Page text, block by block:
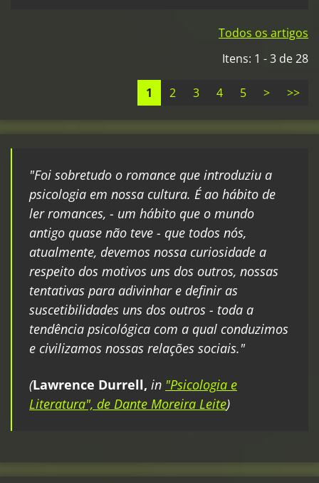
Todos os artigos
Itens: 1 - 3 de 28
1 2 3 4 5 > >>
"Foi sobretudo o romance que introduziu a
psicologia em nossa cultura. É ao hábito de
ler romances, - um hábito que o mundo
antigo quase não teve - que todos nós,
atualmente, devemos nossa curiosidade a
respeito dos motivos uns dos outros, nossas
tentativas para adivinhar e definir as
suscetibilidades uns dos outros - toda a
tendência psicológica com a qual conduzimos
e civilizamos nossas relações sociais."
(Lawrence Durrell, in "Psicologia e
Literatura", de Dante Moreira Leite)